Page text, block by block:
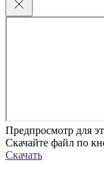
Предпросмотр для
Скачайте файл по
Скачать